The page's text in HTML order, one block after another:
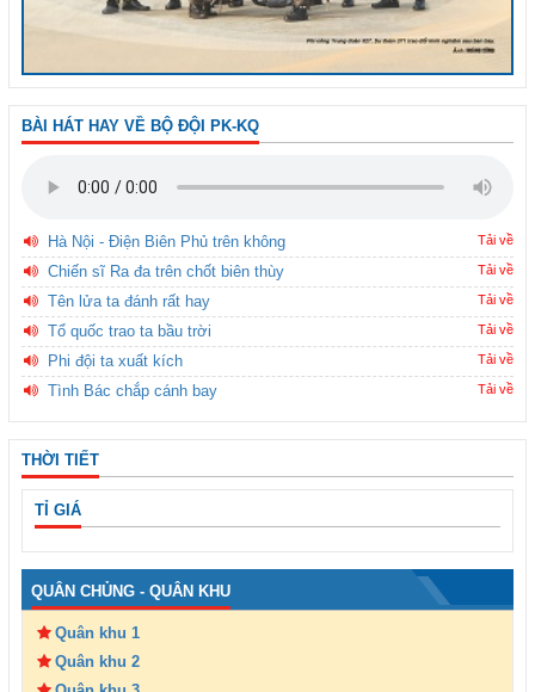
BÀI HÁT HAY VỀ BỘ ĐỘI PK-KQ
Hà Nội - Điện Biên Phủ trên không Tải về
Chiến sĩ Ra đa trên chốt biên thùy Tải về
Tên lửa ta đánh rất hay Tải về
Tổ quốc trao ta bầu trời Tải về
Phi đội ta xuất kích Tải về
Tình Bác chắp cánh bay Tải về
THỜI TIẾT
TỈ GIÁ
QUÂN CHỦNG - QUÂN KHU
Quân khu 1
Quân khu 2